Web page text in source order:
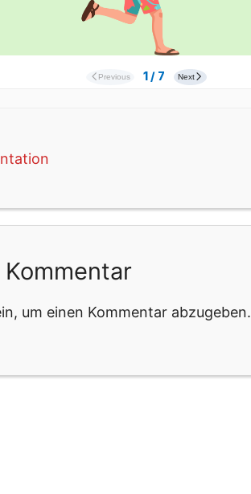
um einen Kommentar abzugeben.